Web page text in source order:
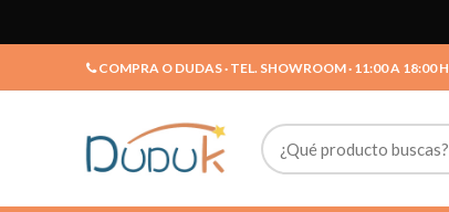
COMPRA O DUDAS · TEL. SHOWROOM · 11:00 A 18:00